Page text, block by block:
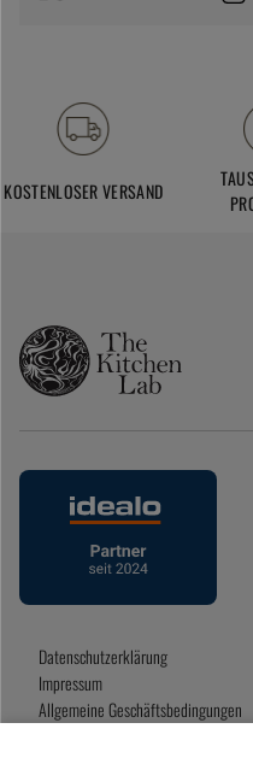
KOSTENLOSER VERSAND
Datenschutzerklärung
Impressum
Allgemeine Geschäftsbedingungen